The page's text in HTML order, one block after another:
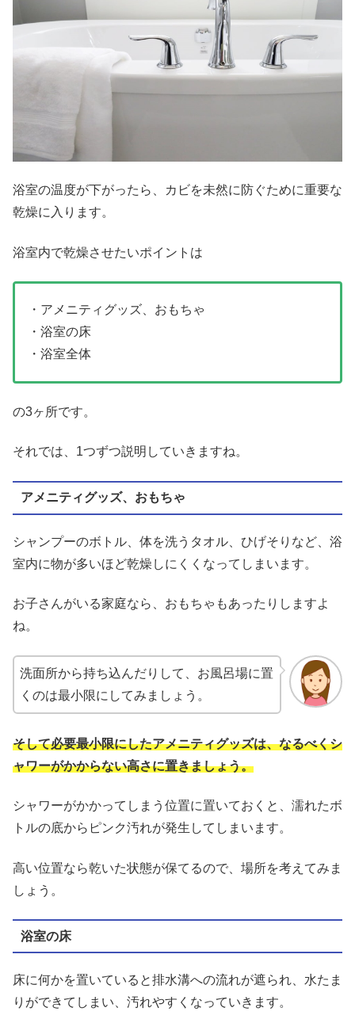
浴室の温度が下がったら、カビを未然に防ぐために重要な
乾燥に入ります。
浴室内で乾燥させたいポイントは
・アメニティグッズ、おもちゃ
・浴室の床
・浴室全体
の3ヶ所です。
それでは、1つずつ説明していきますね。
アメニティグッズ、おもちゃ
シャンプーのボトル、体を洗うタオル、ひげそりなど、浴
室内に物が多いほど乾燥しにくくなってしまいます。
お子さんがいる家庭なら、おもちゃもあったりしますよ
ね。
洗面所から持ち込んだりして、お風呂場に置
くのは最小限にしてみましょう。
そして必要最小限にしたアメニティグッズは、なるべくシ
ャワーがかからない高さに置きましょう。
シャワーがかかってしまう位置に置いておくと、濡れたボ
トルの底からピンク汚れが発生してしまいます。
高い位置なら乾いた状態が保てるので、場所を考えてみま
しょう。
浴室の床
床に何かを置いていると排水溝への流れが遮られ、水たま
りができてしまい、汚れやすくなっていきます。